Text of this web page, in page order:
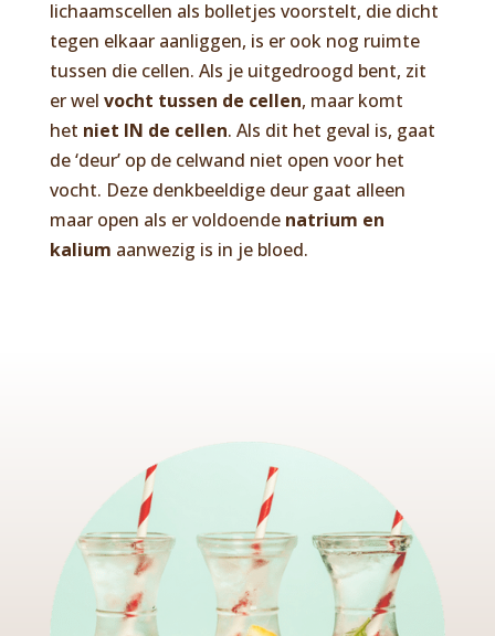
lichaamscellen als bolletjes voorstelt, die dicht
tegen elkaar aanliggen, is er ook nog ruimte
tussen die cellen. Als je uitgedroogd bent, zit
er wel vocht tussen de cellen, maar komt
het niet IN de cellen. Als dit het geval is, gaat
de ‘deur’ op de celwand niet open voor het
vocht. Deze denkbeeldige deur gaat alleen
maar open als er voldoende natrium en
kalium aanwezig is in je bloed.